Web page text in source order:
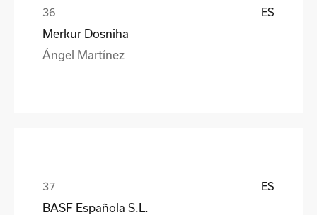
ES
Merkur Dosniha
Ángel Martínez
ES
BASF Española S.L.